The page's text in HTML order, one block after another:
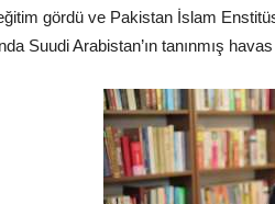
gördü ve Pakistan İslam
Suudi Arabistan’ın tanınmış